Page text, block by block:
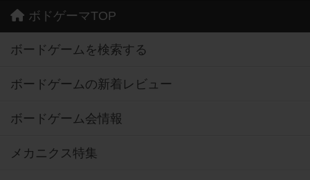
ボドゲーマTOP
ボードゲームを検索する
ボードゲームの新着レビュー
ボードゲーム会情報
メカニクス特集